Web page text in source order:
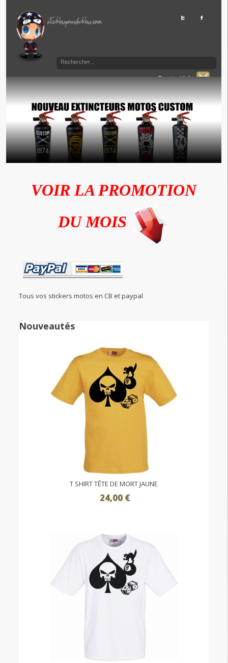
Panier Vide
VOIR LA PROMOTION
DU MOIS
Tous vos stickers motos en CB et paypal
Nouveautés
T SHIRT TÊTE DE MORT JAUNE
24,00 €